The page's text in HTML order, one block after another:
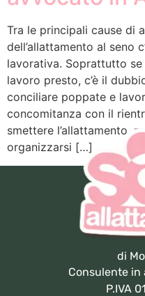
Tra le principali cause di
dell’allattamento al seno
lavorativa. Soprattutto
lavoro presto, c’è il
conciliare poppate e
concomitanza con il
smettere l’allattamento,
organizzarsi […]
di
Consulente in
P.IVA